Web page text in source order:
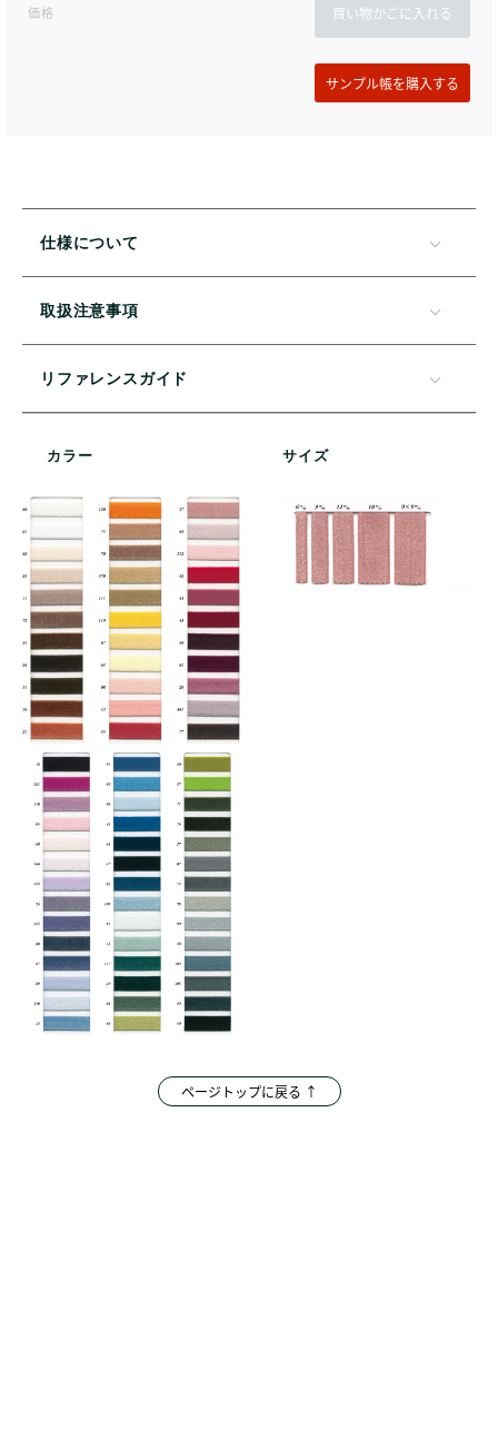
価格 買い物かごに入れる
仕様について
取扱注意事項
リファレンスガイド
カラー サイズ
ページトップに戻る ↑